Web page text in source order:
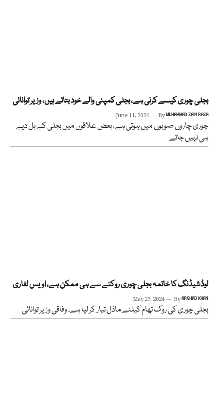
بجلی چوری کیسے کرنی ہے، بجلی کمپنی والے خود بتاتے ہیں، وزیر توانائی
June 11, 2024 ByMUHAMMAD ZAIN RAZA
چوری چاروں صوبوں میں ہوتی ہے، بعض علاقوں میں بجلی کے بل دیے
ہی نہیں جاتے
لوڈشیڈنگ کا خاتمہ بجلی چوری روکنے سے ہی ممکن ہے، اویس لغاری
May 27, 2024 ByARSHAD KHAN
بجلی چوری کی روک تھام کیلئے ماڈل تیار کر لیا ہے، وفاقی وزیر توانائی